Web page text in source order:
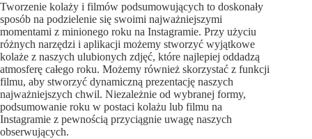
Tworzenie kolaży i filmów podsumowujących to doskonały
sposób na podzielenie się swoimi najważniejszymi
momentami z minionego roku na Instagramie. Przy użyciu
różnych narzędzi i aplikacji możemy stworzyć wyjątkowe
kolaże z naszych ulubionych zdjęć, które najlepiej oddadzą
atmosferę całego roku. Możemy również skorzystać z funkcji
filmu, aby stworzyć dynamiczną prezentację naszych
najważniejszych chwil. Niezależnie od wybranej formy,
podsumowanie roku w postaci kolażu lub filmu na
Instagramie z pewnością przyciągnie uwagę naszych
obserwujących.